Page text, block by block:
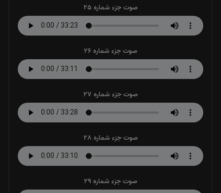
صوت جزء شماره 25
صوت جزء شماره 26
صوت جزء شماره 27
صوت جزء شماره 28
صوت جزء شماره 29